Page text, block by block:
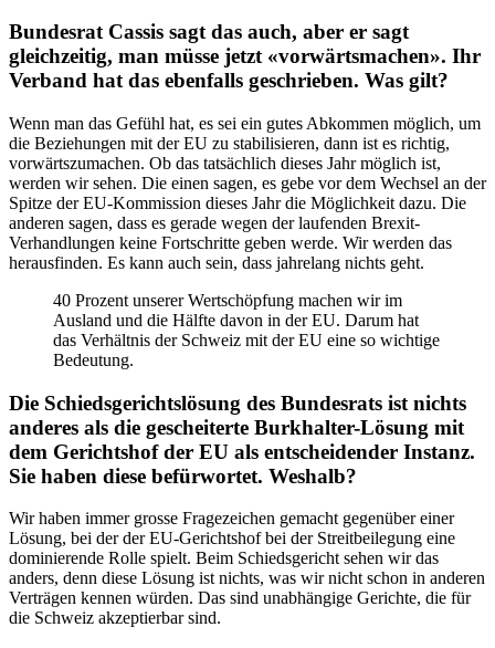
Bundesrat Cassis sagt das auch, aber er sagt
gleichzeitig, man müsse jetzt «vorwärtsmachen». Ihr
Verband hat das ebenfalls geschrieben. Was gilt?
Wenn man das Gefühl hat, es sei ein gutes Abkommen möglich, um
die Beziehungen mit der EU zu stabilisieren, dann ist es richtig,
vorwärtszumachen. Ob das tatsächlich dieses Jahr möglich ist,
werden wir sehen. Die einen sagen, es gebe vor dem Wechsel an der
Spitze der EU-Kommission dieses Jahr die Möglichkeit dazu. Die
anderen sagen, dass es gerade wegen der laufenden Brexit-
Verhandlungen keine Fortschritte geben werde. Wir werden das
herausfinden. Es kann auch sein, dass jahrelang nichts geht.
40 Prozent unserer Wertschöpfung machen wir im
Ausland und die Hälfte davon in der EU. Darum hat
das Verhältnis der Schweiz mit der EU eine so wichtige
Bedeutung.
Die Schiedsgerichtslösung des Bundesrats ist nichts
anderes als die gescheiterte Burkhalter-Lösung mit
dem Gerichtshof der EU als entscheidender Instanz.
Sie haben diese befürwortet. Weshalb?
Wir haben immer grosse Fragezeichen gemacht gegenüber einer
Lösung, bei der der EU-Gerichtshof bei der Streitbeilegung eine
dominierende Rolle spielt. Beim Schiedsgericht sehen wir das
anders, denn diese Lösung ist nichts, was wir nicht schon in anderen
Verträgen kennen würden. Das sind unabhängige Gerichte, die für
die Schweiz akzeptierbar sind.